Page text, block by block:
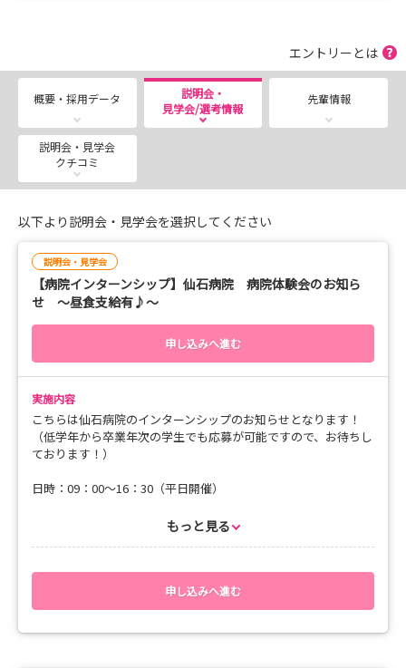
【新着トピックス】
この度2026年12月13日（日）に行うマイナビ看護学生合
同説明会 仙台会場に出展する事となりました！
開催場所：仙台国際センター
時間：13：00～17:00
当日は当院の魅力だけではなく、福利厚生面や看護部の様
子など細かくご説明する予定です！
低学年の方、4月より卒業年次になる学生でもどなたでも
受け付けておりますので、是非当院のブースまでお越しく
ださい！
マイナビ看護学生上に、当院の行うコンテンツすべてを開
示しました！
低学年から卒業年次の学生様すべての方が参加できる内容
となっておりますので、是非ご応募をお待ちしておりま
エントリーとは
概要・採用データ
説明会・
見学会/選考情報
先輩情報
説明会・見学会
クチコミ
以下より説明会・見学会を選択してください
説明会・見学会
【病院インターンシップ】仙石病院 病院体験会のお知ら
せ ～昼食支給有♪～
申し込みへ進む
実施内容
こちらは仙石病院のインターンシップのお知らせとなります！
（低学年から卒業年次の学生でも応募が可能ですので、お待ちし
ております！）
日時：09：00～16：30（平日開催）
09：10～09：50 病院の役割説明・卒後教育制度について
09：50～12：30 看護体験
12：30～13：30 休憩（昼食は当院の病院食をご提供します
もっと見る
申し込みへ進む